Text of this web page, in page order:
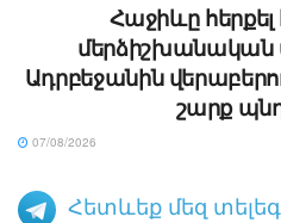
Հաջիևը
մերձիշխանական
Ադրբեջանին
շարք
07/08/2026
Հետևեք մեզ